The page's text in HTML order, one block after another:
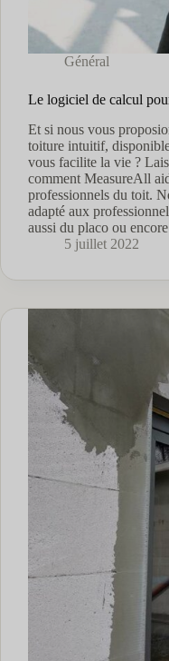
Général
Le logiciel de calcul
Et si nous vous
toiture intuitif,
vous facilite la vie ?
comment MeasureAll
professionnels du toit.
adapté aux
aussi du placo ou
5 juillet 2022